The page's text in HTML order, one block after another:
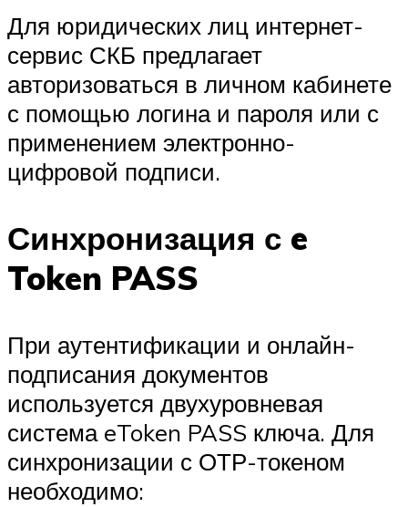
Для юридических лиц интернет-
сервис СКБ предлагает
авторизоваться в личном кабинете
с помощью логина и пароля или с
применением электронно-
цифровой подписи.
Синхронизация с e
Token PASS
При аутентификации и онлайн-
подписания документов
используется двухуровневая
система eToken PASS ключа. Для
синхронизации с ОТР-токеном
необходимо: